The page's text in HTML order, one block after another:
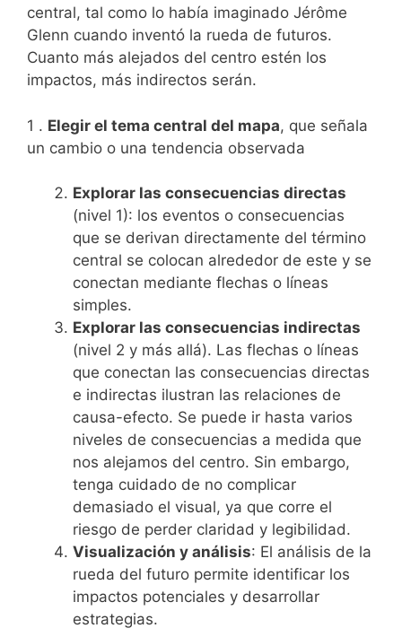
central, tal como lo había imaginado Jérôme
Glenn cuando inventó la rueda de futuros.
Cuanto más alejados del centro estén los
impactos, más indirectos serán.
1 . Elegir el tema central del mapa, que señala
un cambio o una tendencia observada
Explorar las consecuencias directas
(nivel 1): los eventos o consecuencias
que se derivan directamente del término
central se colocan alrededor de este y se
conectan mediante flechas o líneas
simples.
Explorar las consecuencias indirectas
(nivel 2 y más allá). Las flechas o líneas
que conectan las consecuencias directas
e indirectas ilustran las relaciones de
causa-efecto. Se puede ir hasta varios
niveles de consecuencias a medida que
nos alejamos del centro. Sin embargo,
tenga cuidado de no complicar
demasiado el visual, ya que corre el
riesgo de perder claridad y legibilidad.
Visualización y análisis: El análisis de la
rueda del futuro permite identificar los
impactos potenciales y desarrollar
estrategias.